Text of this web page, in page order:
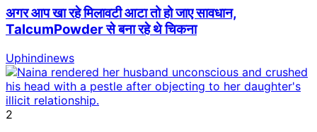
अगर आप खा रहे मिलावटी आटा तो हो जाए सावधान,
TalcumPowder से बना रहे थे चिकना
Uphindinews
2